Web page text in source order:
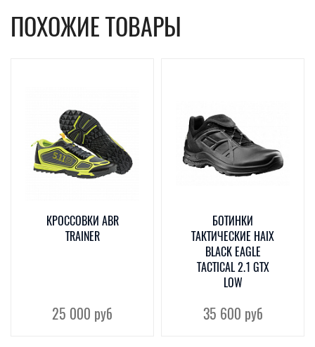
ПОХОЖИЕ ТОВАРЫ
КРОССОВКИ ABR
TRAINER
25 000 руб
БОТИНКИ
ТАКТИЧЕСКИЕ HAIX
BLACK EAGLE
TACTICAL 2.1 GTX
LOW
35 600 руб